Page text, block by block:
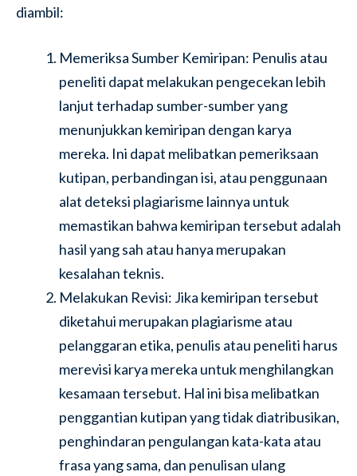
diambil:
Memeriksa Sumber Kemiripan: Penulis atau
peneliti dapat melakukan pengecekan lebih
lanjut terhadap sumber-sumber yang
menunjukkan kemiripan dengan karya
mereka. Ini dapat melibatkan pemeriksaan
kutipan, perbandingan isi, atau penggunaan
alat deteksi plagiarisme lainnya untuk
memastikan bahwa kemiripan tersebut adalah
hasil yang sah atau hanya merupakan
kesalahan teknis.
Melakukan Revisi: Jika kemiripan tersebut
diketahui merupakan plagiarisme atau
pelanggaran etika, penulis atau peneliti harus
merevisi karya mereka untuk menghilangkan
kesamaan tersebut. Hal ini bisa melibatkan
penggantian kutipan yang tidak diatribusikan,
penghindaran pengulangan kata-kata atau
frasa yang sama, dan penulisan ulang